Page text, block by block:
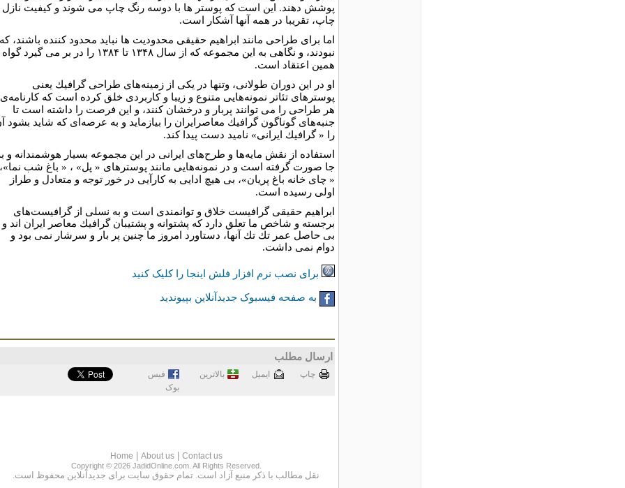
پوشش دهند. اين است كه پوستر ها با دوسه رنگ چاپ مى شوند و كيفيت نازل
چاپ، تقريبا در همه‌ آنها آشكار است.
اما براى طراحى مانند ابراهيم حقيقى محدوديت ‌ها نبايد محدود كننده باشند، كه
نبودند، و نگاهى به اين مجموعه كه از سال ۱۳۴۸ تا ۱۳۸۴ را در بر مى گيرد گواه
همين اعتقاد است.
او در اين دوران طولانى، وتنها در يكى از زمينه‌هاى طراحى گرافيك يعنى
پوسترهاى تئاتر نمونه‌هايى متنوع و زيبا و كاربردى خلق كرده است كه كارنامه‌ى
هر طراحى را مى توانند پربار و درخشان كنند، و اين فرصت را داشته است تا
جنبه‌هاى گوناگون گرافيك معاصرايران را بيازمايد و به عرصه‌اى كه شايد بشود
را « گرافيك ايرانى» ناميد دست پيدا كند.
استفاده از نقش مايه‌ها و طرح‌هاى ايرانى در اين مجموعه بسيار هوشمندانه و
جا صورت گرفته است و در نمونه‌هايى مانند پوسترهاى « پل» ، « باغ شب نما»،
« چاى خانه باغ پريان»، بى هيچ ادايى به كارآيى در خور توجه و متعادل و طراز
اولى رسيده است.
ابراهيم حقيقى گرافيست خلاق و توانمندى است و به نسلى از گرافيست‌هاى
برجسته و شاخص ما تعلق دارد كه پشتوانه و پشتيبان گرافيك معاصر ايران اند و
بى حاصل عمر تك تك آنها، دستاورد امروز ما چنين پر بار و سرشار نمى بود و
دوام نمى داشت.
برای نصب نرم افزار فلش اینجا را کلیک کنید
به صفحه فیسبوک جدیدآنلاین بپیوندید
ارسال مطلب
چاپ ايميل بالاترین
فيس
بوک
Home | About us | Contact us
Copyright © 2026 JadidOnline.com. All Rights Reserved.
نقل مطالب با ذكر منبع آزاد است. تمام حقوق سايت براى جديدآنلاين محفوظ است.